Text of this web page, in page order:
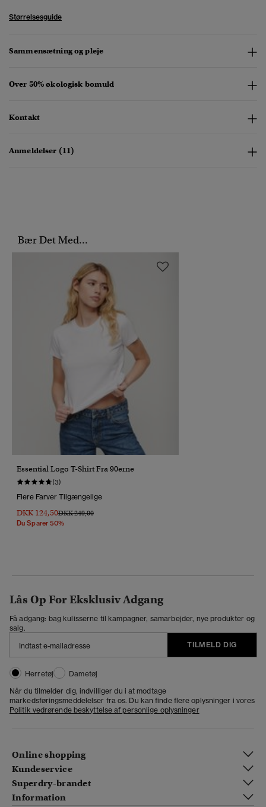
Størrelsesguide
Sammensætning og pleje
Over 50% økologisk bomuld
Kontakt
Anmeldelser (11)
Bær Det Med...
Essential Logo T-Shirt Fra 90erne
(3)
Flere Farver Tilgængelige
DKK 124,50Pris Nedsat Fra
DKK 249,00Til
Du Sparer 50%
Lås Op For Eksklusiv Adgang
Få adgang: bag kulisserne til kampagner, samarbejder, nye produkter og
salg.
TILMELD DIG
Herretøj
Dametøj
Når du tilmelder dig, indvilliger du i at modtage
markedsføringsmeddelelser fra os. Du kan finde flere oplysninger i vores
Politik vedrørende beskyttelse af personlige oplysninger
Online shopping
Kundeservice
Superdry-brandet
Information